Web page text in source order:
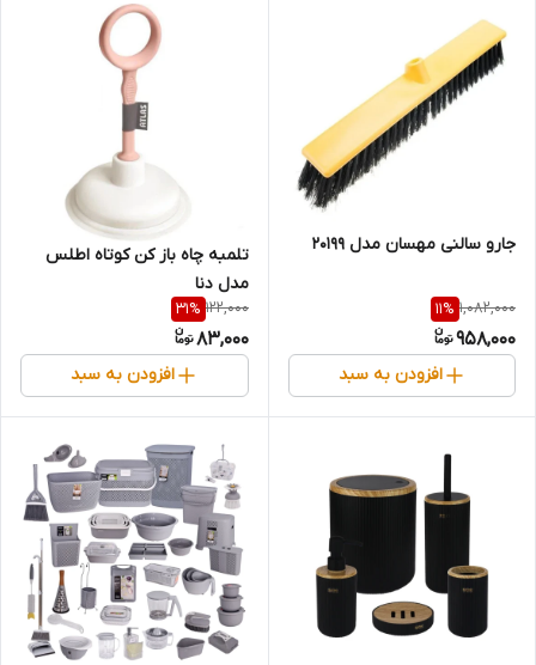
جارو سالنی مهسان مدل 20199
1,082,000
11%
958,000
افزودن به سبد
تلمبه چاه باز کن کوتاه اطلس
مدل دنا
122,000
31%
83,000
افزودن به سبد